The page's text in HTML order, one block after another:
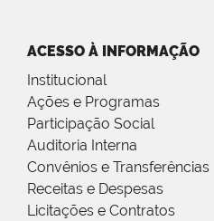
ACESSO À INFORMAÇÃO
Institucional
Ações e Programas
Participação Social
Auditoria Interna
Convênios e Transferências
Receitas e Despesas
Licitações e Contratos